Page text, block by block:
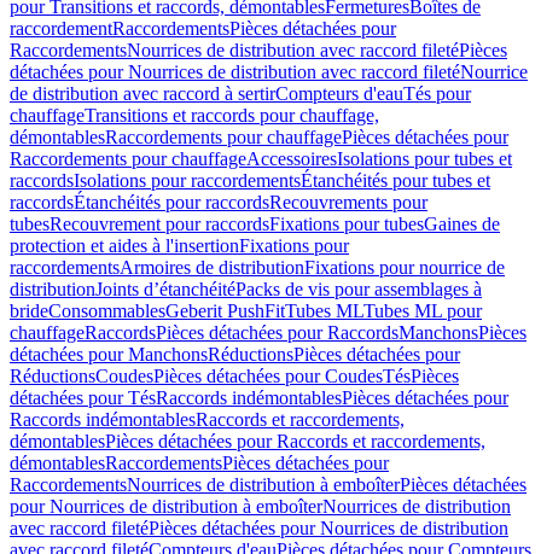
pour Transitions et raccords, démontablesFermeturesBoîtes de
raccordementRaccordementsPièces détachées pour
RaccordementsNourrices de distribution avec raccord filetéPièces
détachées pour Nourrices de distribution avec raccord filetéNourrice
de distribution avec raccord à sertirCompteurs d'eauTés pour
chauffageTransitions et raccords pour chauffage,
démontablesRaccordements pour chauffagePièces détachées pour
Raccordements pour chauffageAccessoiresIsolations pour tubes et
raccordsIsolations pour raccordementsÉtanchéités pour tubes et
raccordsÉtanchéités pour raccordsRecouvrements pour
tubesRecouvrement pour raccordsFixations pour tubesGaines de
protection et aides à l'insertionFixations pour
raccordementsArmoires de distributionFixations pour nourrice de
distributionJoints d’étanchéitéPacks de vis pour assemblages à
brideConsommablesGeberit PushFitTubes MLTubes ML pour
chauffageRaccordsPièces détachées pour RaccordsManchonsPièces
détachées pour ManchonsRéductionsPièces détachées pour
RéductionsCoudesPièces détachées pour CoudesTésPièces
détachées pour TésRaccords indémontablesPièces détachées pour
Raccords indémontablesRaccords et raccordements,
démontablesPièces détachées pour Raccords et raccordements,
démontablesRaccordementsPièces détachées pour
RaccordementsNourrices de distribution à emboîterPièces détachées
pour Nourrices de distribution à emboîterNourrices de distribution
avec raccord filetéPièces détachées pour Nourrices de distribution
avec raccord filetéCompteurs d'eauPièces détachées pour Compteurs